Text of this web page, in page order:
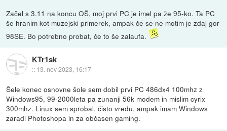
Začel s 3.11 na koncu OŠ, moj prvi PC je imel pa že 95-ko. Ta PC
še hranim kot muzejski primerek, ampak če se ne motim je zdaj gor
98SE. Bo potrebno probat, če to še zalaufa.
KTr1sk
:: 13. nov 2023, 16:17
Šele konec osnovne šole sem dobil prvi PC 486dx4 100mhz z
Windows95, 99-2000leta pa zunanji 56k modem in mislim cyrix
300mhz. Linux sem sprobal, čisto vredu, ampak imam Windows
zaradi Photoshopa in za občasen gaming.